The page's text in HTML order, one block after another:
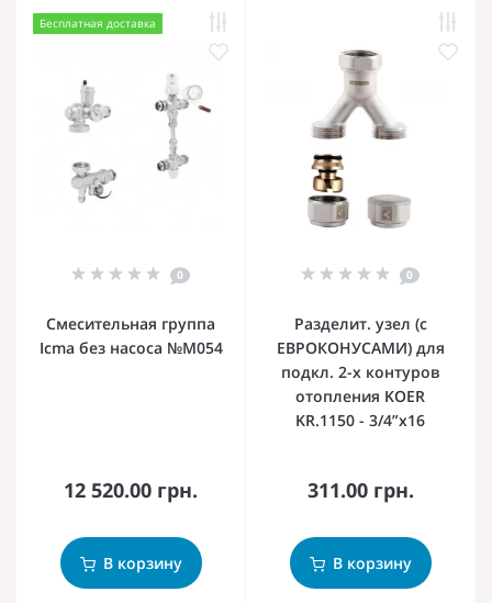
Бесплатная доставка
0
Смесительная группа
Icma без насоса №M054
12 520.00 грн.
В корзину
0
Разделит. узел (с
ЕВРОКОНУСАМИ) для
подкл. 2-х контуров
отопления KOER
KR.1150 - 3/4”x16
311.00 грн.
В корзину